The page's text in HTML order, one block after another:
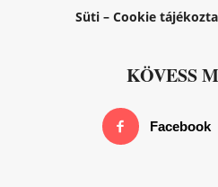
Süti – Cookie
KÖVESS
Facebook